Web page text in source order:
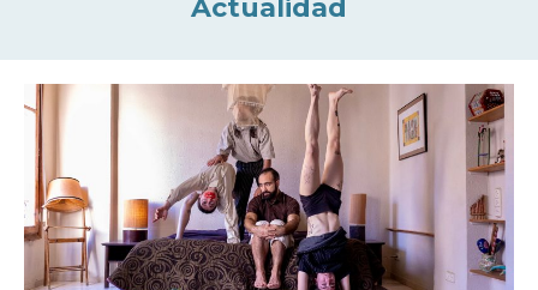
Actualidad